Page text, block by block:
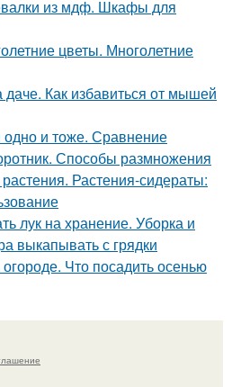
из мдф. Шкафы для
цветы. Многолетние
Как избавиться от мышей
одно и тоже. Сравнение
Способы размножения
Растения-сидераты:
лук на хранение. Уборка и
выкапывать с грядки
Что посадить осенью